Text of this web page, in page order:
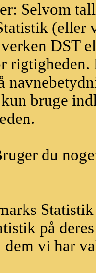
Selvom
(eller
DST
bruge
du
på
dem vi har